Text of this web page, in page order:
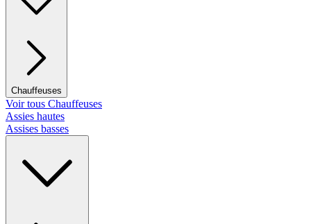
Chauffeuses
Voir tous Chauffeuses
Assies hautes
Assises basses